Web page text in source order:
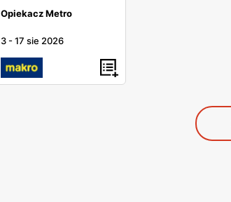
Opiekacz Metro
3 -17 sie 2026